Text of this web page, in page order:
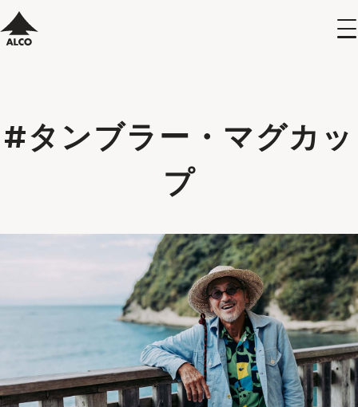
#タンブラー・マグカッ
プ